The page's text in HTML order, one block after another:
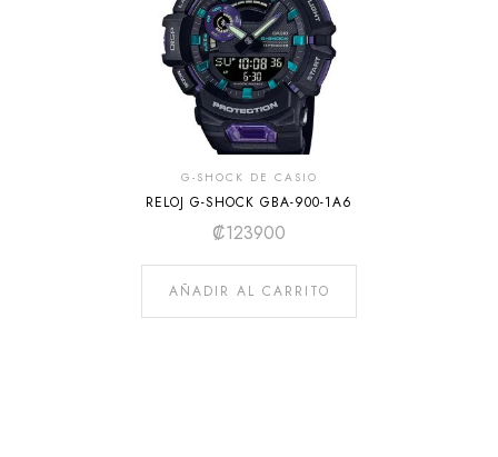
G-SHOCK DE CASIO
RELOJ G-SHOCK GBA-900-1A6
₡123900
AÑADIR AL CARRITO